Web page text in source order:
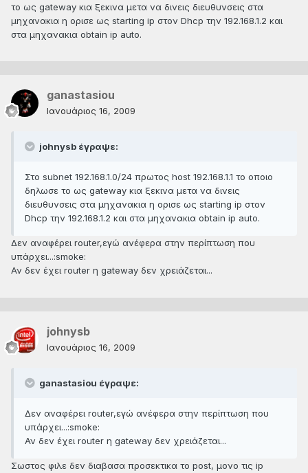
το ως gateway κια ξεκινα μετα να δινεις διευθυνσεις στα
μηχανακια η ορισε ως starting ip στον Dhcp την 192.168.1.2 και
στα μηχανακια obtain ip auto.
ganastasiou
Ιανουάριος 16, 2009
johnysb έγραψε:
Στο subnet 192.168.1.0/24 πρωτος host 192.168.1.1 το οποιο
δηλωσε το ως gateway κια ξεκινα μετα να δινεις
διευθυνσεις στα μηχανακια η ορισε ως starting ip στον
Dhcp την 192.168.1.2 και στα μηχανακια obtain ip auto.
Δεν αναφέρει router,εγώ ανέφερα στην περίπτωση που
υπάρχει...:smoke:
Αν δεν έχει router η gateway δεν χρειάζεται...
johnysb
Ιανουάριος 16, 2009
ganastasiou έγραψε:
Δεν αναφέρει router,εγώ ανέφερα στην περίπτωση που
υπάρχει...:smoke:
Αν δεν έχει router η gateway δεν χρειάζεται...
Σωστος φιλε δεν διαβασα προσεκτικα το post, μονο τις ip